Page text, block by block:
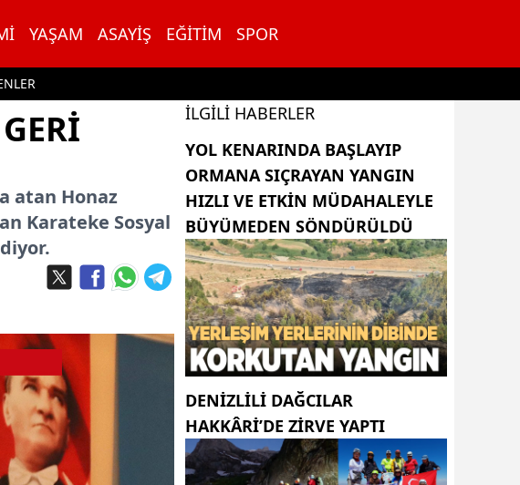
YAŞAM ASAYIŞ EĞITIM SPOR
atan Honaz
Karateke Sosyal
İLGILI HABERLER
YOL KENARINDA BAŞLAYIP
ORMANA SIÇRAYAN YANGIN
HIZLI VE ETKIN MÜDAHALEYLE
BÜYÜMEDEN SÖNDÜRÜLDÜ
DENIZLILI DAĞCILAR
HAKKÂRI’DE ZIRVE YAPTI